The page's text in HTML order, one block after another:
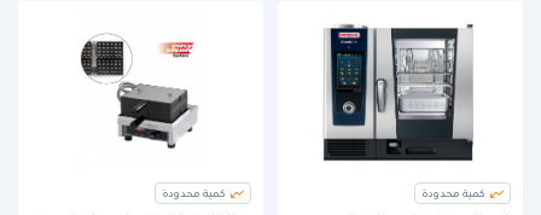
كمية محدودة كمية محدودة